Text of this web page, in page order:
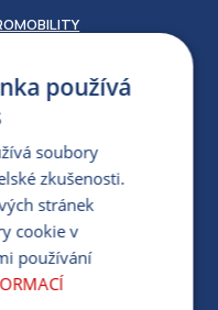
SMLOUVĚ
používá
soubory
zkušenosti.
stránek
cookie v
používání